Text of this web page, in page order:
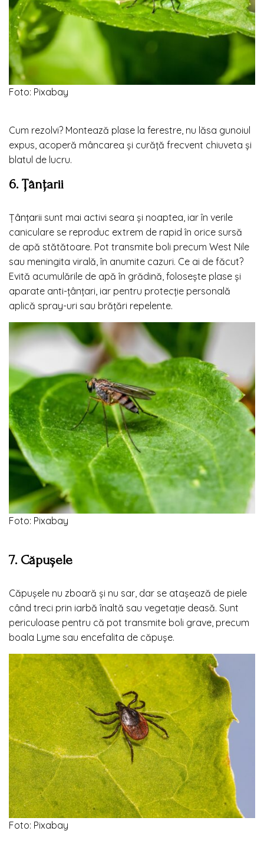
Foto: Pixabay
Cum rezolvi? Montează plase la ferestre, nu lăsa gunoiul
expus, acoperă mâncarea și curăță frecvent chiuveta și
blatul de lucru.
6. Țânțarii
Țânțarii sunt mai activi seara și noaptea, iar în verile
caniculare se reproduc extrem de rapid în orice sursă
de apă stătătoare. Pot transmite boli precum West Nile
sau meningita virală, în anumite cazuri. Ce ai de făcut?
Evită acumulările de apă în grădină, folosește plase și
aparate anti-țânțari, iar pentru protecție personală
aplică spray-uri sau brățări repelente.
Foto: Pixabay
7. Căpușele
Căpușele nu zboară și nu sar, dar se atașează de piele
când treci prin iarbă înaltă sau vegetație deasă. Sunt
periculoase pentru că pot transmite boli grave, precum
boala Lyme sau encefalita de căpușe.
Foto: Pixabay